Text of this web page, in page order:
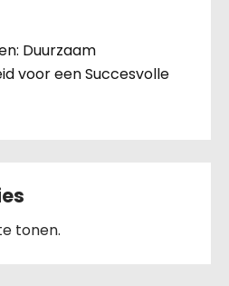
Duurzaam
voor een Succesvolle
tonen.